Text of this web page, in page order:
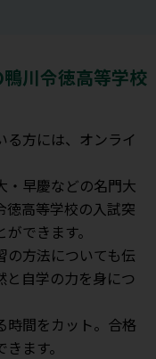
川令徳高等学校
る方には、オンライ
・早慶などの名門大
徳高等学校の入試突
できます。
の方法についても伝
と自学の力を身につ
時間をカット。合格
ます。